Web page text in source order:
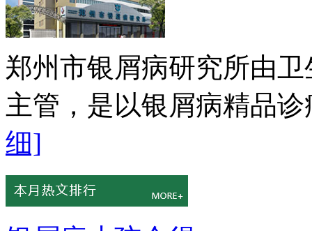
郑州市银屑病研究所由
主管，是以银屑病精品
细]